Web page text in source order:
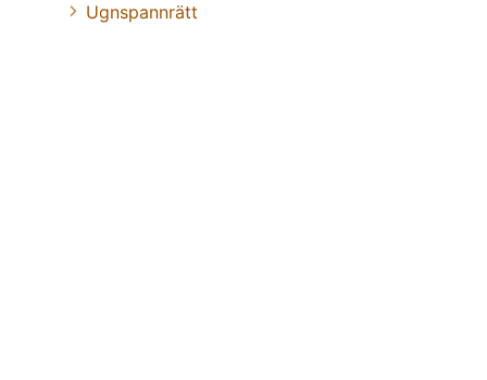
Ugnspannrätt